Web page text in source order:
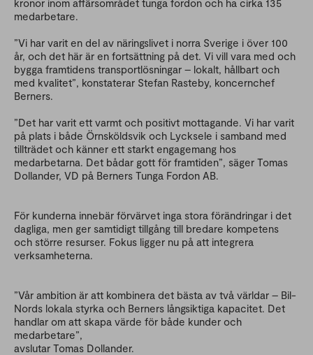
kronor inom affärsområdet tunga fordon och ha cirka 135
medarbetare.
”Vi har varit en del av näringslivet i norra Sverige i över 100
år, och det här är en fortsättning på det. Vi vill vara med och
bygga framtidens transportlösningar – lokalt, hållbart och
med kvalitet”, konstaterar Stefan Rasteby, koncernchef
Berners.
”Det har varit ett varmt och positivt mottagande. Vi har varit
på plats i både Örnsköldsvik och Lycksele i samband med
tillträdet och känner ett starkt engagemang hos
medarbetarna. Det bådar gott för framtiden”, säger Tomas
Dollander, VD på Berners Tunga Fordon AB.
För kunderna innebär förvärvet inga stora förändringar i det
dagliga, men ger samtidigt tillgång till bredare kompetens
och större resurser. Fokus ligger nu på att integrera
verksamheterna.
”Vår ambition är att kombinera det bästa av två världar – Bil-
Nords lokala styrka och Berners långsiktiga kapacitet. Det
handlar om att skapa värde för både kunder och
medarbetare”,
avslutar Tomas Dollander.